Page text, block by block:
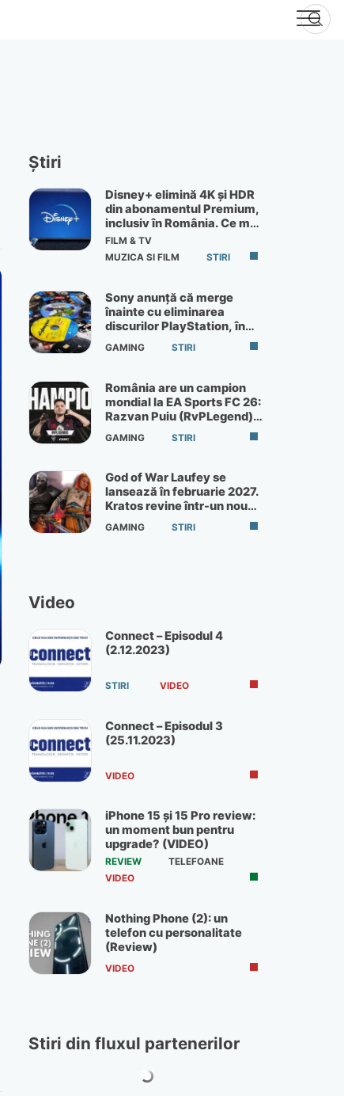
Știri
Disney+ elimină 4K și HDR
din abonamentul Premium,
inclusiv în România. Ce mai
primești de 60 lei pe lună
FILM & TV
MUZICA SI FILM
STIRI
Sony anunță că merge
înainte cu eliminarea
discurilor PlayStation, în
ciuda protestelor
GAMING STIRI
România are un campion
mondial la EA Sports FC 26:
Razvan Puiu (RvPLegend)
câștigă turneul de la Paris
GAMING STIRI
God of War Laufey se
lansează în februarie 2027.
Kratos revine într-un nou
God of War
GAMING STIRI
Video
Connect – Episodul 4
(2.12.2023)
STIRI VIDEO
Connect – Episodul 3
(25.11.2023)
VIDEO
iPhone 15 și 15 Pro review:
un moment bun pentru
upgrade? (VIDEO)
REVIEW
TELEFOANE
VIDEO
Nothing Phone (2): un
telefon cu personalitate
(Review)
VIDEO
Stiri din fluxul partenerilor